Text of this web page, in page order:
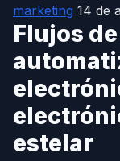
marketing 14 de
Flujos
estelar